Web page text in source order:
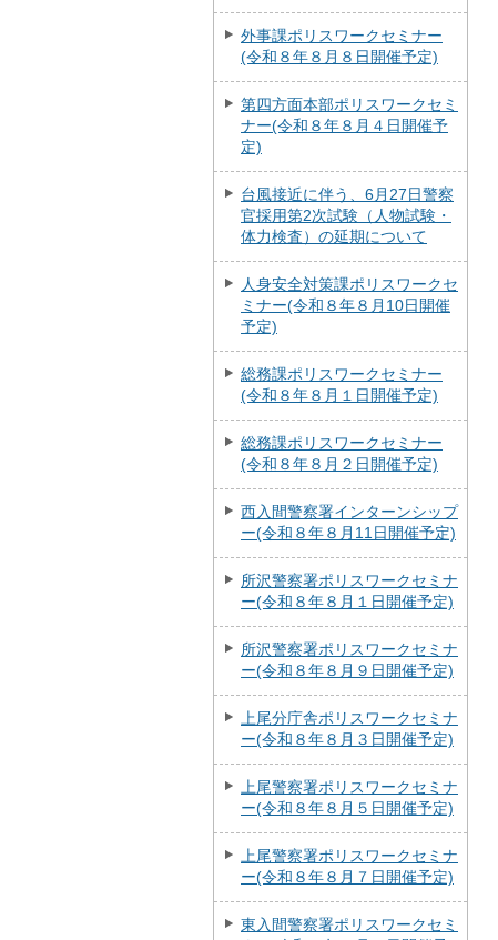
外事課ポリスワークセミナー
(令和８年８月８日開催予定)
第四方面本部ポリスワークセミ
ナー(令和８年８月４日開催予
定)
台風接近に伴う、6月27日警察
官採用第2次試験（人物試験・
体力検査）の延期について
人身安全対策課ポリスワークセ
ミナー(令和８年８月10日開催
予定)
総務課ポリスワークセミナー
(令和８年８月１日開催予定)
総務課ポリスワークセミナー
(令和８年８月２日開催予定)
西入間警察署インターンシップ
ー(令和８年８月11日開催予定)
所沢警察署ポリスワークセミナ
ー(令和８年８月１日開催予定)
所沢警察署ポリスワークセミナ
ー(令和８年８月９日開催予定)
上尾分庁舎ポリスワークセミナ
ー(令和８年８月３日開催予定)
上尾警察署ポリスワークセミナ
ー(令和８年８月５日開催予定)
上尾警察署ポリスワークセミナ
ー(令和８年８月７日開催予定)
東入間警察署ポリスワークセミ